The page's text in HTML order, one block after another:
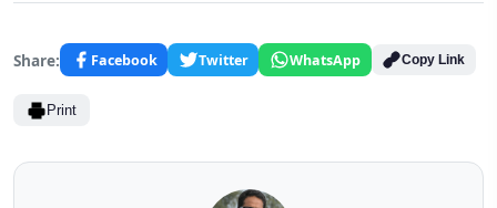
Share: Facebook Twitter WhatsApp Copy Link
Print